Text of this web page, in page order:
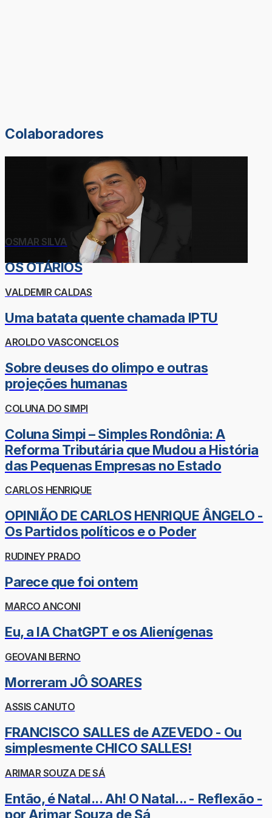
Colaboradores
OSMAR SILVA
OS OTÁRIOS
VALDEMIR CALDAS
Uma batata quente chamada IPTU
AROLDO VASCONCELOS
Sobre deuses do olimpo e outras
projeções humanas
COLUNA DO SIMPI
Coluna Simpi – Simples Rondônia: A
Reforma Tributária que Mudou a História
das Pequenas Empresas no Estado
CARLOS HENRIQUE
OPINIÃO DE CARLOS HENRIQUE ÂNGELO -
Os Partidos políticos e o Poder
RUDINEY PRADO
Parece que foi ontem
MARCO ANCONI
Eu, a IA ChatGPT e os Alienígenas
GEOVANI BERNO
Morreram JÔ SOARES
ASSIS CANUTO
FRANCISCO SALLES de AZEVEDO - Ou
simplesmente CHICO SALLES!
ARIMAR SOUZA DE SÁ
Então, é Natal... Ah! O Natal... - Reflexão -
por Arimar Souza de Sá